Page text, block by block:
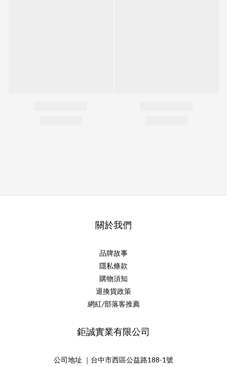
關於我們
品牌故事
隱私條款
購物須知
退換貨政策
網紅/部落客推薦
鉅誠實業有限公司
公司地址 ｜台中市西區公益路188-1號